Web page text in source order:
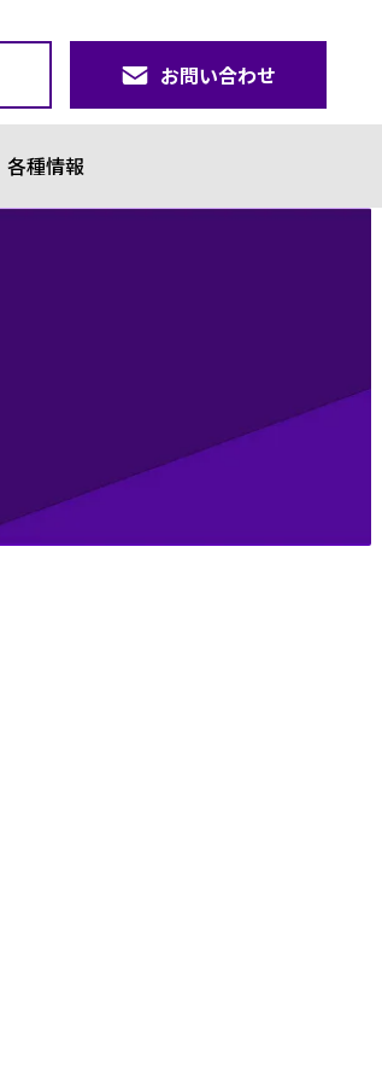
お問い合わせ
各種情報